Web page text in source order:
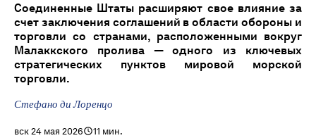
Соединенные Штаты расширяют свое влияние за
счет заключения соглашений в области обороны и
торговли со странами, расположенными вокруг
Малаккского пролива — одного из ключевых
стратегических пунктов мировой морской
торговли.
Стефано ди Лоренцо
вск 24 мая 2026 11 мин.